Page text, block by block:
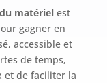
matérielest
gagner en
accessible et
de temps,
et de faciliter la